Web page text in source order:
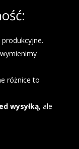
różnice to
wysyłką, ale